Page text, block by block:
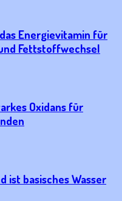
Energievitamin für
Fettstoffwechsel
Oxidans für
ist basisches Wasser